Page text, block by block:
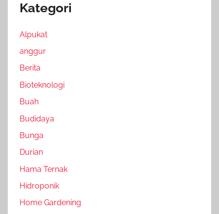
Kategori
Alpukat
anggur
Berita
Bioteknologi
Buah
Budidaya
Bunga
Durian
Hama Ternak
Hidroponik
Home Gardening